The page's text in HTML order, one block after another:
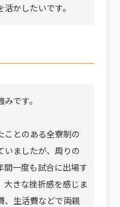
かしたいです。
みです。
ことのある全寮制の
いましたが、周りの
間一度も試合に出場す
大きな挫折感を感じま
、生活費などで両親